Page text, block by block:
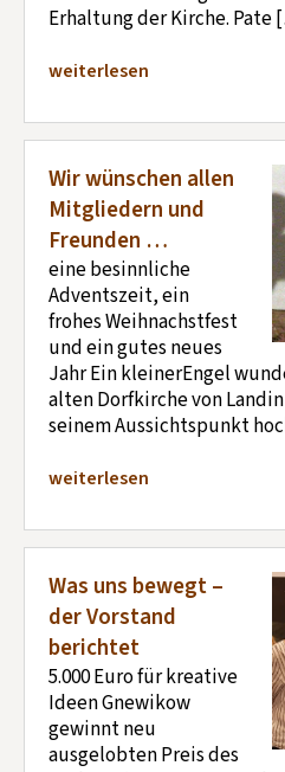
Erhaltung der Kirche.
weiterlesen
Wir wünschen allen
Mitgliedern und
Freunden …
eine besinnliche
Adventszeit, ein
frohes Weihnachstfest
und ein gutes neues
Jahr Ein kleinerEngel
alten Dorfkirche von
seinem Aussichtspunkt
weiterlesen
Was uns bewegt –
der Vorstand
berichtet
5.000 Euro für kreative
Ideen Gnewikow
gewinnt neu
ausgelobten Preis des